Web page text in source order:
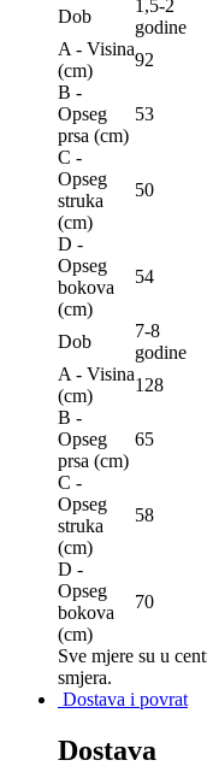
Dob
1,5-2
godine
A - Visina
(сm)
92
B -
Opseg
prsa (сm)
53
C -
Opseg
struka
(сm)
50
D -
Opseg
bokova
(сm)
54
Dob
7-8
godine
A - Visina
(сm)
128
B -
Opseg
prsa (сm)
65
C -
Opseg
struka
(сm)
58
D -
Opseg
bokova
(сm)
70
Sve mjere su u
smjera.
Dostava i povrat
Dostava